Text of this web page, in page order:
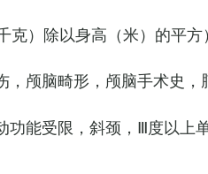
克）除以身高（米）的平方）
，颅脑畸形，颅脑手术史，
功能受限，斜颈，Ⅲ度以上